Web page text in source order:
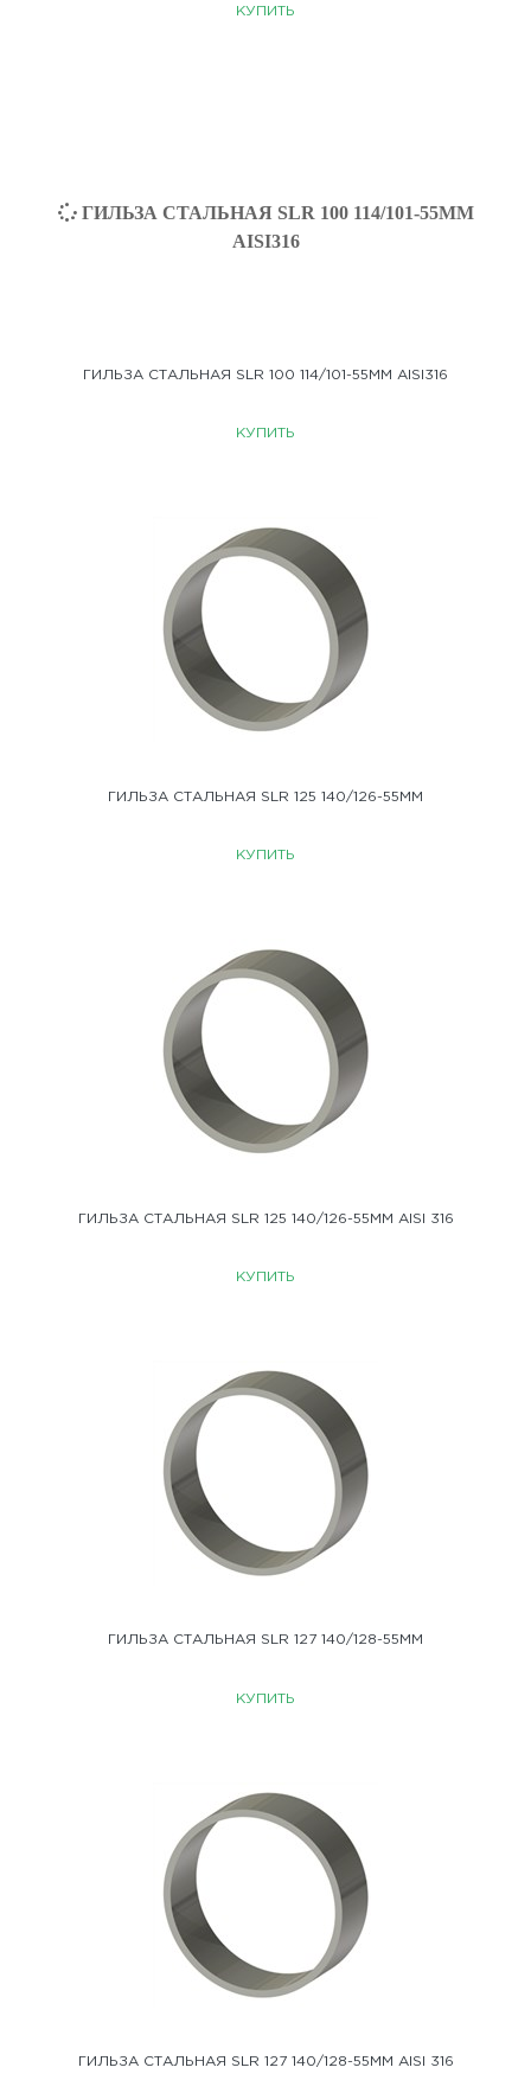
КУПИТЬ
ГИЛЬЗА СТАЛЬНАЯ SLR 100 114/101-55ММ AISI316
КУПИТЬ
ГИЛЬЗА СТАЛЬНАЯ SLR 125 140/126-55ММ
КУПИТЬ
ГИЛЬЗА СТАЛЬНАЯ SLR 125 140/126-55ММ AISI 316
КУПИТЬ
ГИЛЬЗА СТАЛЬНАЯ SLR 127 140/128-55ММ
КУПИТЬ
ГИЛЬЗА СТАЛЬНАЯ SLR 127 140/128-55ММ AISI 316